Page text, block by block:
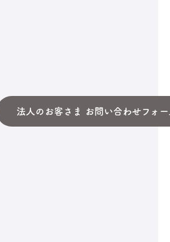
法人のお客さま お問い合わせフォー